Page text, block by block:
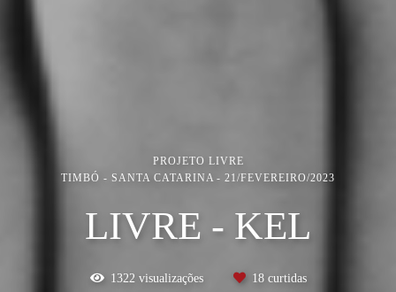
PROJETO LIVRE
TIMBÓ - SANTA CATARINA
21/FEVEREIRO/2023
LIVRE - KEL
1322 visualizações 18curtidas